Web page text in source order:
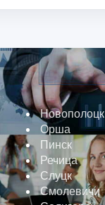
Новополоцк
Орша
Пинск
Речица
Слуцк
Смолевичи